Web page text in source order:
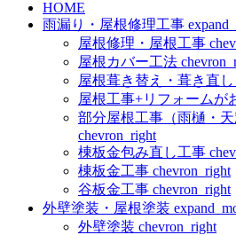
HOME
雨漏り・屋根修理工事
屋根修理・屋根工事
屋根カバー工法
屋根葺き替え・葺き直し
屋根工事+リフォームが
部分屋根工事（雨樋・天
chevron_right
棟板金包み直し工事
棟板金工事 chevron_right
谷板金工事 chevron_right
外壁塗装・屋根塗装
外壁塗装 chevron_right